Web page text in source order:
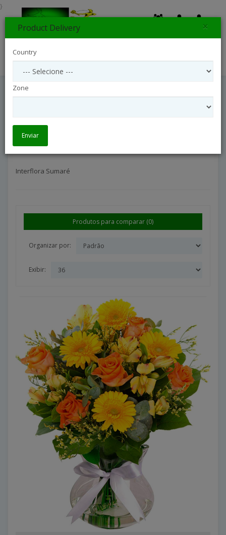
Interflora Sumaré
Interflora Sumaré
Produtos para comparar (0)
Organizar por:
Exibir:
}
Product Delivery ×
Country
Zone
Enviar